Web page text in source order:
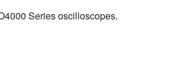
Series oscilloscopes.